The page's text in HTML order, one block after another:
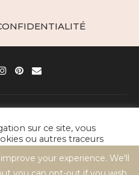
TOP
your experience. We'll
sur ce site, vous
ou autres traceurs